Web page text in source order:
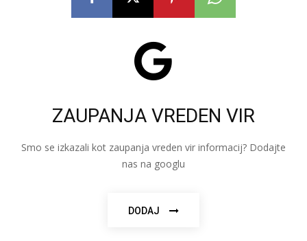
ZAUPANJA VREDEN VIR
Smo se izkazali kot zaupanja vreden vir informacij? Dodajte
nas na googlu
DODAJ